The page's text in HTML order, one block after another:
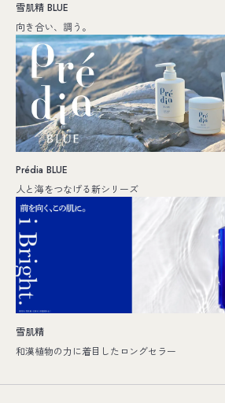
雪肌精 BLUE
向き合い、調う。
Prédia BLUE
人と海をつなげる新シリーズ
雪肌精
和漢植物の力に着目したロングセラー